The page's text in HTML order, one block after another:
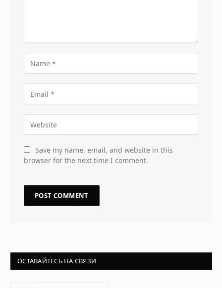
Save my name, email, and website in this
browser for the next time I comment.
ОСТАВАЙТЕСЬ НА СВЯЗИ